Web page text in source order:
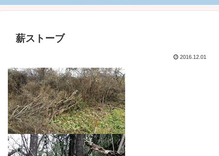
薪ストーブ
2016.12.01